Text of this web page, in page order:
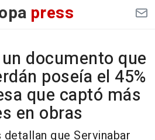
press
documento que
poseía el 45%
que captó más
en obras
que Servinabar